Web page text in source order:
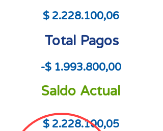
$ 2.228.100,06
Total Pagos
-$ 1.993.800,00
Saldo Actual
$ 2.228.100,05